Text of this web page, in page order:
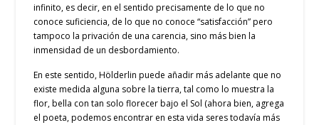
infinito, es decir, en el sentido precisamente de lo que no
conoce suficiencia, de lo que no conoce “satisfacción” pero
tampoco la privación de una carencia, sino más bien la
inmensidad de un desbordamiento.
En este sentido, Hölderlin puede añadir más adelante que no
existe medida alguna sobre la tierra, tal como lo muestra la
flor, bella con tan solo florecer bajo el Sol (ahora bien, agrega
el poeta, podemos encontrar en esta vida seres todavía más